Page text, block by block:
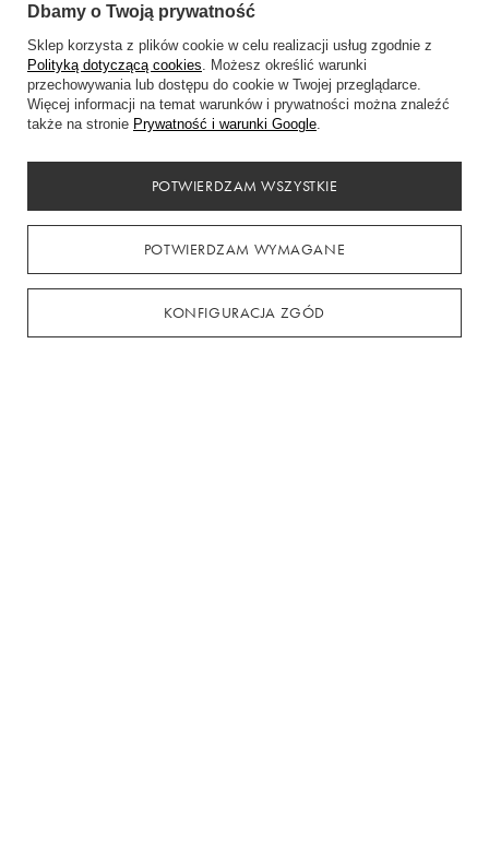
Mleczna sukienka midi z bufiastymi rękawami
Sukienka midi z
czarnym
Dbamy o Twoją prywatność
Sklep korzysta z plików cookie w celu realizacji usług zgodnie z
Polityką dotyczącą cookies. Możesz określić warunki
przechowywania lub dostępu do cookie w Twojej przeglądarce.
Więcej informacji na temat warunków i prywatności można znaleźć
także na stronie Prywatność i warunki Google.
POTWIERDZAM WYMAGANE
KONFIGURACJA ZGÓD
POTWIERDZAM WSZYSTKIE